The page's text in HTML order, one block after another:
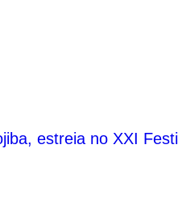
estreia no XXI